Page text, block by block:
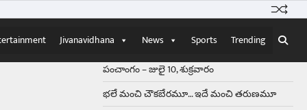
Jivanavidhana News Sports Trending
పంచాంగం – జులై 10, శుక్రవారం
భలే మంచి చౌకబేరమూ… ఇదే మంచి తరుణమూ
Balachander 15/04/2026
ఉత్తర ప్రదేశ్‌లోని ఝాన్సీ జిల్లాలో ఒక
వింతైన రోడ్డు ప్రమాదం చోటుచేసుకుంది.
వేల సంఖ్యలో బీరు…
Trending